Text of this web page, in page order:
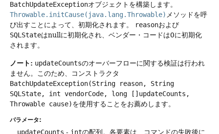
BatchUpdateExceptionオブジェクトを構築します。
Throwable.initCause(java.lang.Throwable) メソッドを呼
び出すことによって、初期化されます。
reasonおよび
SQLStateはnullに初期化され、ベンダー・コードは0に初期化
されます。
ノート: updateCountsのオーバーフローに関する検証は行われ
ません。このため、コンストラクタ
BatchUpdateException(String reason, String
SQLState, int vendorCode, long []updateCounts,
Throwable cause)を使用することをお薦めします。
パラメータ:
updateCounts - intの配列。各要素は、コマンドの失敗後に